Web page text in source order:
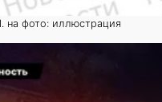
на фото: иллюстрация